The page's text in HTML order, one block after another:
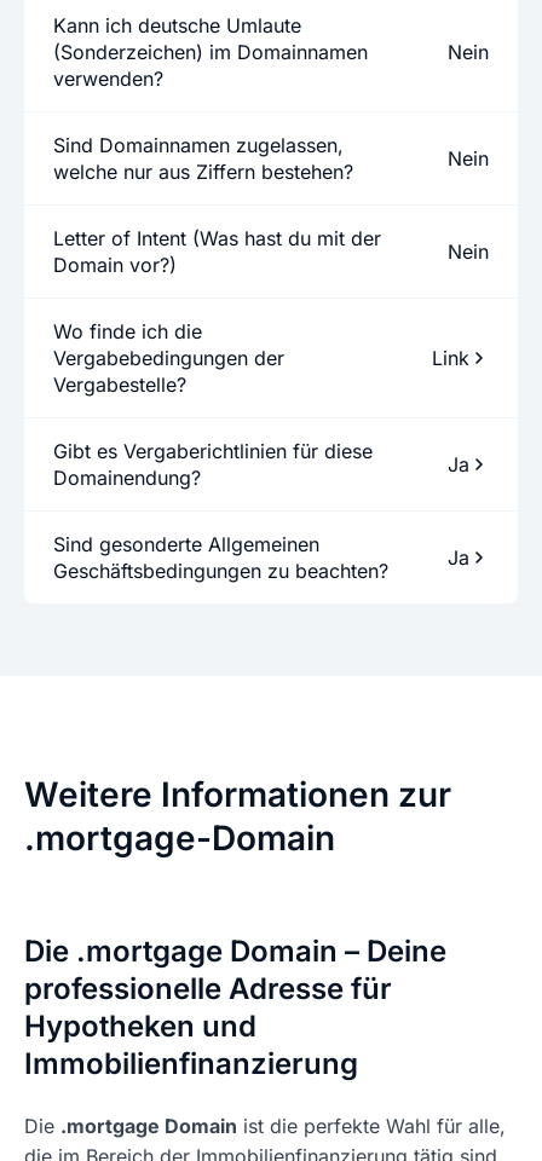
Kann ich deutsche Umlaute
(Sonderzeichen) im Domainnamen
verwenden?
Nein
Sind Domainnamen zugelassen,
welche nur aus Ziffern bestehen?
Nein
Letter of Intent (Was hast du mit der
Domain vor?)
Nein
Wo finde ich die
Vergabebedingungen der
Vergabestelle?
Link
Gibt es Vergaberichtlinien für diese
Domainendung?
Ja
Sind gesonderte Allgemeinen
Geschäftsbedingungen zu beachten?
Ja
Weitere Informationen zur
.mortgage-Domain
Die .mortgage Domain – Deine
professionelle Adresse für
Hypotheken und
Immobilienfinanzierung
Die .mortgage Domain ist die perfekte Wahl für alle,
die im Bereich der Immobilienfinanzierung tätig sind.